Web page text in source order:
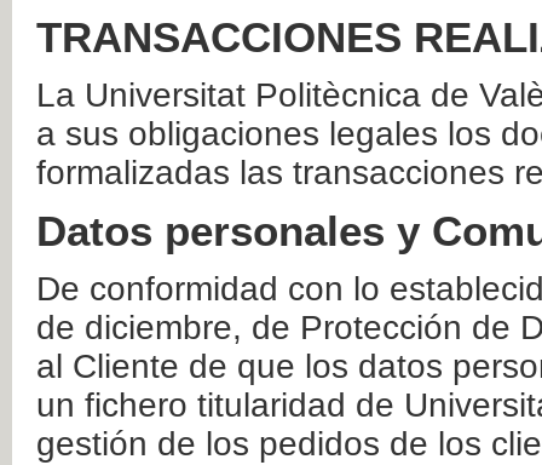
TRANSACCIONES
La Universitat Politècnica de
a sus obligaciones legales los
formalizadas las transacciones
Datos personales y
De conformidad con lo
de diciembre, de Protección de
al Cliente de que los datos
un fichero titularidad de
gestión de los pedidos de los